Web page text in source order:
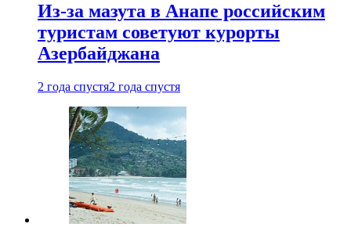
Из-за мазута в Анапе российским
туристам советуют курорты
Азербайджана
2 года спустя2 года спустя